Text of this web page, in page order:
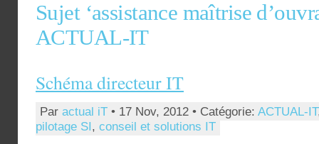
Sujet ‘assistance maîtrise
ACTUAL-IT
Schéma directeur IT
Par actual iT • 17 Nov, 2012 • Catégorie: ACTUAL-IT
pilotage SI, conseil et solutions IT